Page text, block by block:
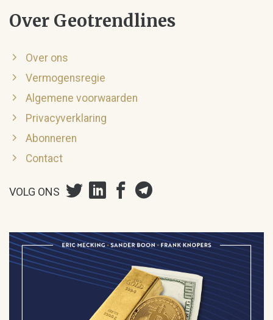
Over Geotrendlines
Over ons
Vermogensregie
Algemene voorwaarden
Privacyverklaring
Abonneren
Contact
VOLG ONS